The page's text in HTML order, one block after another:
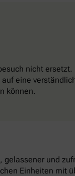
nicht ersetzt.
eine
können.
und
Einheiten mit